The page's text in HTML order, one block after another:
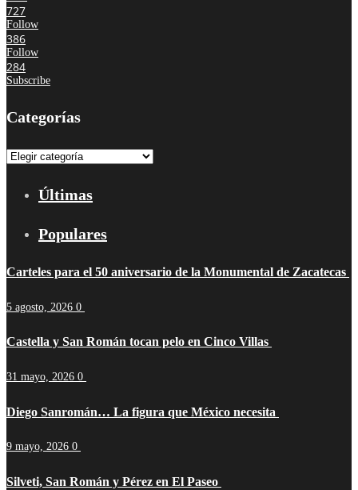
727
Follow
386
Follow
284
Subscribe
Categorías
Categorías
Últimas
Populares
Carteles para el 50 aniversario de la Monumental de Zacatecas
5 agosto, 2026 0
Castella y San Román tocan pelo en Cinco Villas
31 mayo, 2026 0
Diego Sanromán… La figura que México necesita
9 mayo, 2026 0
Silveti, San Román y Pérez en El Paseo